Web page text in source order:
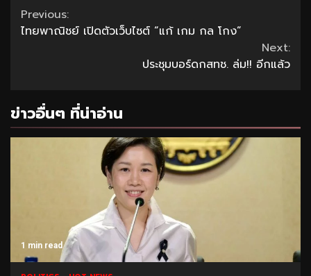
Continue
Reading
Previous:
ไทยพาณิชย์ เปิดตัวเว็บไซต์ “แก้ เกม กล โกง”
Next:
ประชุมบอร์ดกสทช. ล่ม!! อีกแล้ว
ข่าวอื่นๆ ที่น่าอ่าน
1 min read